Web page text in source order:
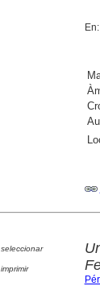
En:
seleccionar
imprimir